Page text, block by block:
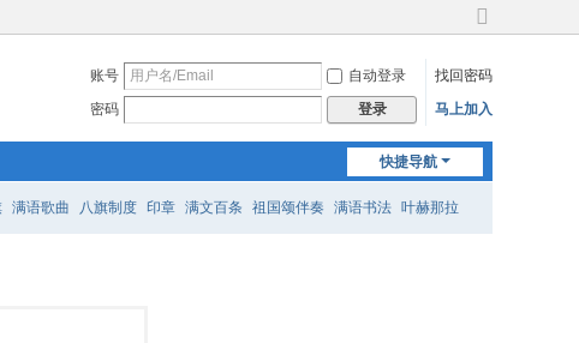
切
到
宽
账号 自动登录
找回密码
密码
登录 马上加入
快捷导航
满语歌曲 八旗制度 印章 满文百条 祖国颂伴奏 满语书法 叶赫那拉